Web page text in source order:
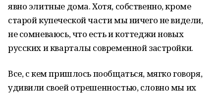
явно элитные дома. Хотя, собственно, кроме
старой купеческой части мы ничего не видели,
не сомневаюсь, что есть и коттеджи новых
русских и кварталы современной застройки.
Все, с кем пришлось пообщаться, мягко говоря,
удивили своей отрешенностью, словно мы их